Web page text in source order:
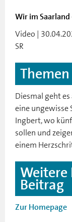
Wir im
Video |
SR
Themen
Diesmal geht
eine ungewisse
Ingbert, wo
sollen und
einem
Beitrag
Zur Homepage